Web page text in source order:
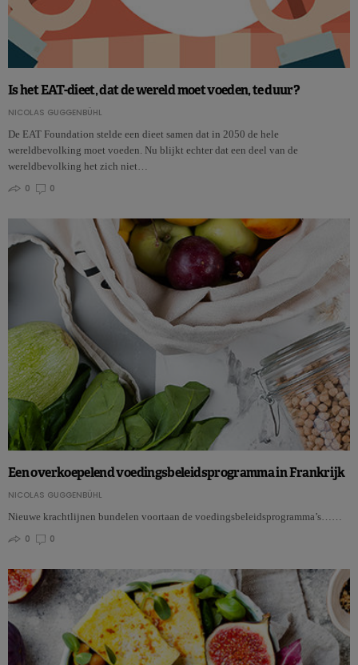
Is het EAT-dieet, dat de wereld moet voeden, te duur?
NICOLAS GUGGENBÜHL
De EAT Foundation stelde een dieet samen dat in 2050 de hele
wereldbevolking moet voeden. Nu blijkt echter dat een deel van de
wereldbevolking het zich niet…
0
0
Een overkoepelend voedingsbeleidsprogramma in Frankrijk
NICOLAS GUGGENBÜHL
Nieuwe krachtlijnen bundelen voortaan de voedingsbeleidsprogramma’s……
0
0